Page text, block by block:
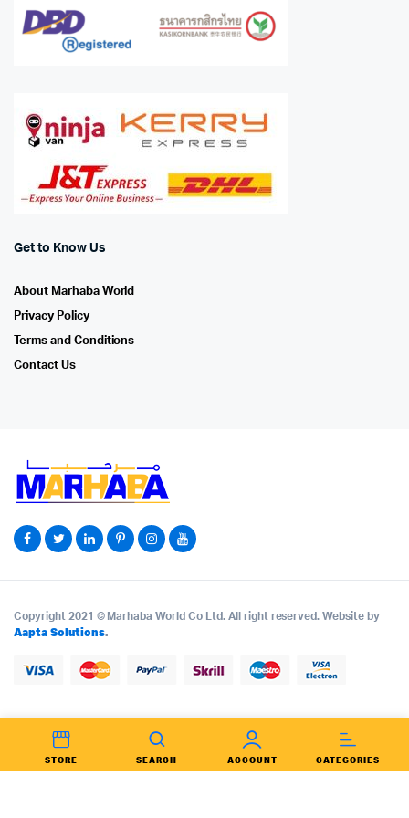
Get to Know Us
About Marhaba World
Privacy Policy
Terms and Conditions
Contact Us
Copyright 2021 © Marhaba World Co Ltd. All right reserved. Website by
Aapta Solutions.
STORE SEARCH ACCOUNT CATEGORIES